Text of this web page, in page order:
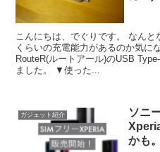
こんにちは、でぐりです。 なん
くらいの充電能力があるのか気に
RouteR(ルートアール)のUSB
ました。 ▼使った...
ガジェット紹介
ソニ
かも。